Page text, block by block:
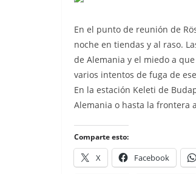
En el punto de reunión de
noche en tiendas y al raso.
de Alemania y el miedo a
varios intentos de fuga de
En la estación Keleti de
Alemania o hasta la frontera
Comparte esto:
X Facebook